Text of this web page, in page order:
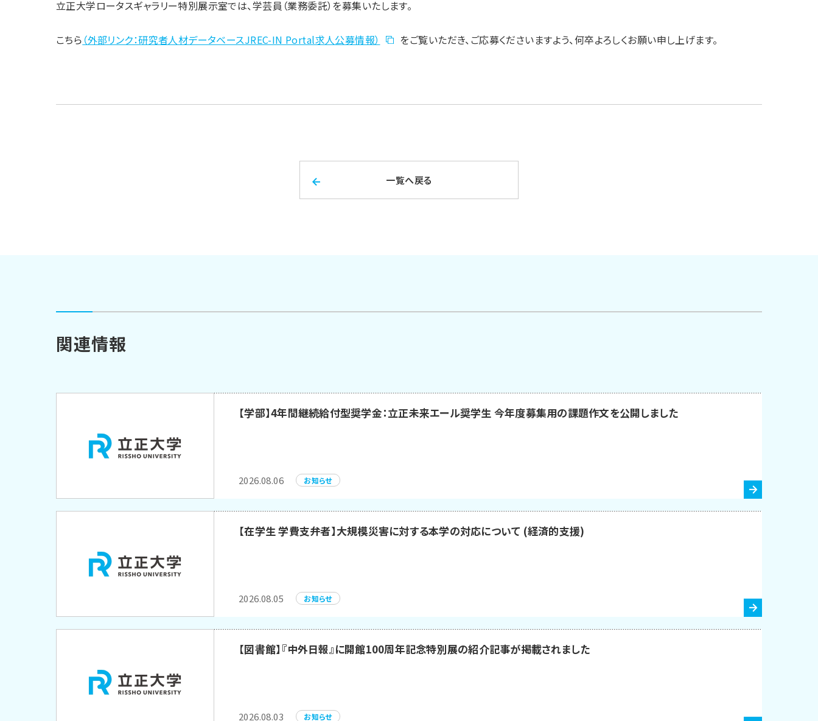
立正大学ロータスギャラリー特別展示室では、学芸員（業務委託）を募集いたします。
こちら （外部リンク：研究者人材データベースJREC-IN Portal求人公募情報） をご覧いただき、ご応募くださいますよう、何卒よろしくお願い申し上げます。
一覧へ戻る
関連情報
【学部】4年間継続給付型奨学金：立正未来エール奨学生 今年度募集用の課題作文を公開しました
2026.08.06 お知らせ
【在学生 学費支弁者】大規模災害に対する本学の対応について (経済的支援)
2026.08.05 お知らせ
【図書館】『中外日報』に開館100周年記念特別展の紹介記事が掲載されました
2026.08.03 お知らせ